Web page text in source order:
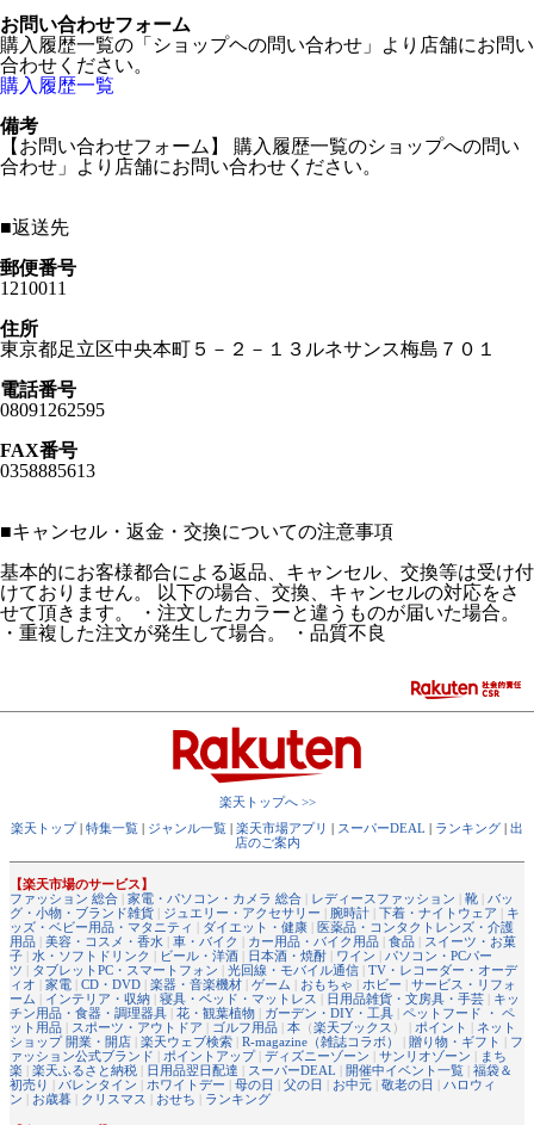
お問い合わせフォーム
購入履歴一覧の「ショップヘの問い合わせ」より店舗にお問い
合わせください。
購入履歴一覧
備考
【お問い合わせフォーム】 購入履歴一覧のショップへの問い
合わせ」より店舗にお問い合わせください。
■返送先
郵便番号
1210011
住所
東京都足立区中央本町５－２－１３ルネサンス梅島７０１
電話番号
08091262595
FAX番号
0358885613
■キャンセル・返金・交換についての注意事項
基本的にお客様都合による返品、キャンセル、交換等は受け付
けておりません。 以下の場合、交換、キャンセルの対応をさ
せて頂きます。 ・注文したカラーと違うものが届いた場合。
・重複した注文が発生して場合。 ・品質不良
楽天トップへ >>
楽天トップ
特集一覧 ジャンル一覧 楽天市場アプリ スーパーDEAL ランキング
出
店のご案内
【楽天市場のサービス】
ファッション 総合
家電・パソコン・カメラ 総合 レディースファッション 靴
バッ
グ・小物・ブランド雑貨
ジュエリー・アクセサリー 腕時計 下着・ナイトウェア
キ
ッズ・ベビー用品・マタニティ
ダイエット・健康
医薬品・コンタクトレンズ・介護
用品
美容・コスメ・香水 車・バイク カー用品・バイク用品 食品
スイーツ・お菓
子
水・ソフトドリンク ビール・洋酒 日本酒・焼酎 ワイン
パソコン・PCパー
ツ
タブレットPC・スマートフォン 光回線・モバイル通信
TV・レコーダー・オーデ
ィオ
家電 CD・DVD 楽器・音楽機材 ゲーム おもちゃ ホビー
サービス・リフォ
ーム
インテリア・収納 寝具・ベッド・マットレス 日用品雑貨・文房具・手芸
キッ
チン用品・食器・調理器具
花・観葉植物 ガーデン・DIY・工具
ペットフード ・ ペ
ット用品
スポーツ・アウトドア ゴルフ用品 本 （楽天ブックス ） | ポイント
ネット
ショップ 開業・開店
楽天ウェブ検索 R-magazine（雑誌コラボ） 贈り物・ギフト
フ
ァッション公式ブランド
ポイントアップ ディズニーゾーン サンリオゾーン
まち
楽
楽天ふるさと納税 日用品翌日配達 スーパーDEAL 開催中イベント一覧
福袋＆
初売り
バレンタイン ホワイトデー 母の日 父の日 お中元 敬老の日
ハロウィ
ン
お歳暮 クリスマス おせち ランキング